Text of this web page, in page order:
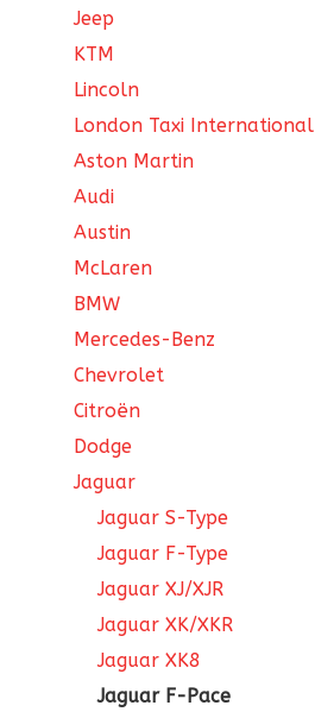
Jeep
KTM
Lincoln
London Taxi International
Aston Martin
Audi
Austin
McLaren
BMW
Mercedes-Benz
Chevrolet
Citroën
Dodge
Jaguar
Jaguar S-Type
Jaguar F-Type
Jaguar XJ/XJR
Jaguar XK/XKR
Jaguar XK8
Jaguar F-Pace